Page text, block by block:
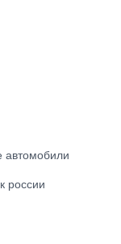
автомобили
россии